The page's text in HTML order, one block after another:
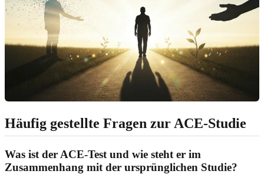
Häufig gestellte Fragen zur ACE-Studie
Was ist der ACE-Test und wie steht er im
Zusammenhang mit der ursprünglichen Studie?